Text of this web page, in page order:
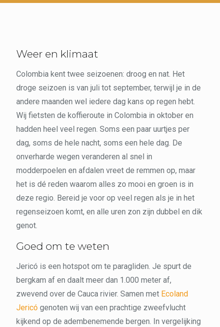
Weer en klimaat
Colombia kent twee seizoenen: droog en nat. Het
droge seizoen is van juli tot september, terwijl je in de
andere maanden wel iedere dag kans op regen hebt.
Wij fietsten de koffieroute in Colombia in oktober en
hadden heel veel regen. Soms een paar uurtjes per
dag, soms de hele nacht, soms een hele dag. De
onverharde wegen veranderen al snel in
modderpoelen en afdalen vreet de remmen op, maar
het is dé reden waarom alles zo mooi en groen is in
deze regio. Bereid je voor op veel regen als je in het
regenseizoen komt, en alle uren zon zijn dubbel en dik
genot.
Goed om te weten
Jericó is een hotspot om te paragliden. Je spurt de
bergkam af en daalt meer dan 1.000 meter af,
zwevend over de Cauca rivier. Samen met Ecoland
Jericó genoten wij van een prachtige zweefvlucht
kijkend op de adembenemende bergen. In vergelijking